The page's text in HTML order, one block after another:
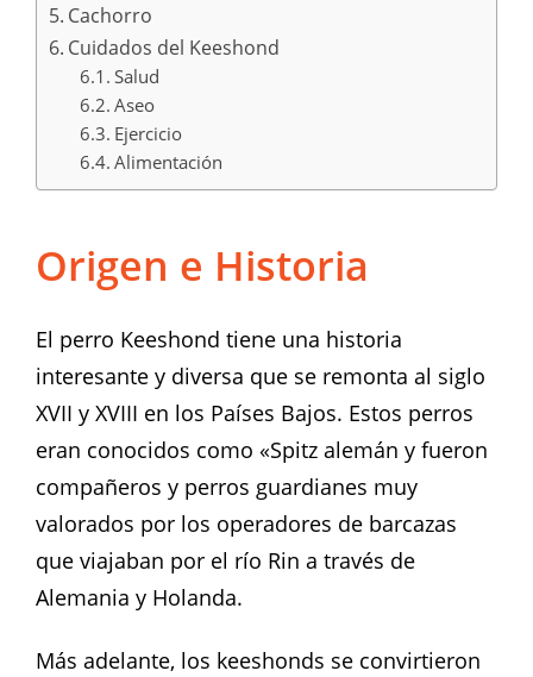
Cachorro
Cuidados del Keeshond
Salud
Aseo
Ejercicio
Alimentación
Origen e Historia
El perro Keeshond tiene una historia
interesante y diversa que se remonta al siglo
XVII y XVIII en los Países Bajos. Estos perros
eran conocidos como «Spitz alemán y fueron
compañeros y perros guardianes muy
valorados por los operadores de barcazas
que viajaban por el río Rin a través de
Alemania y Holanda.
Más adelante, los keeshonds se convirtieron